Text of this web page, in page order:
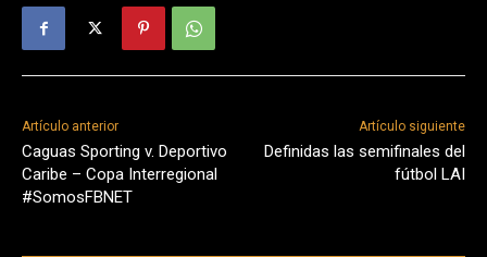
Artículo anterior
Caguas Sporting v. Deportivo
Caribe – Copa Interregional
#SomosFBNET
Artículo siguiente
Definidas las semifinales del
fútbol LAI